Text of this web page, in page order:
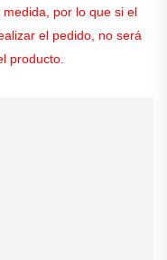
por lo que si el
el pedido, no será
producto.